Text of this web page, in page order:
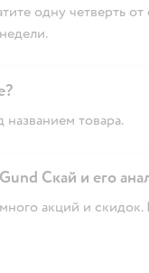
одну четверть от
товара.
Скай и его
акций и